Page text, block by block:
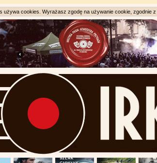
używa cookies. Wyrażasz zgodę na używanie cookie, zgodnie